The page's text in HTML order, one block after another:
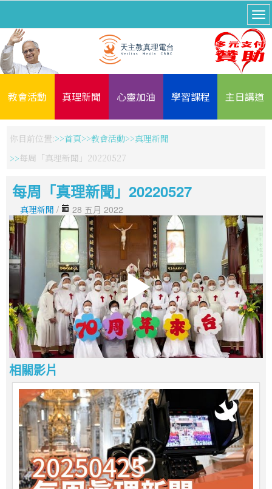
教會活動 真理新聞 心靈加油 學習課程 主日講道
你目前位置: 首頁 教會活動
真理新聞
每周「真理新聞」20220527
每周「真理新聞」20220527
真理新聞 / 28 五月 2022
相關影片